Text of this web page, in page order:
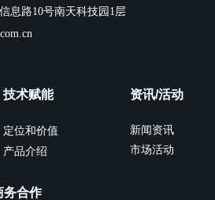
技术赋能
定位和价值
产品介绍
资讯/活动
新闻资讯
市场活动
务合作
息路10号南天科技园1层